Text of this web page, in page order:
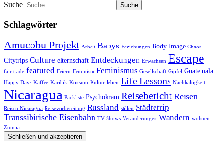
Suche
Schlagwörter
Amucobu Projekt Arbeit Babys Beziehungen Body Image Chaos
Citytrips Culture elternschaft Entdeckungen Erwachsen Escape
fair trade featured Feiern Feminism Feminismus Gesellschaft Gipfel Guatemala
Happy Days Kaffee Karibik Konsum Kultur leben Life Lessons Nachhaltigkeit
Nicaragua Packliste Psychokram Reisebericht Reisen
Reisen Nicaragua Reisevorbereitung Russland stillen Städtetrip
Transsibirische Eisenbahn TV-Shows Veränderungen Wandern wohnen
Zumba